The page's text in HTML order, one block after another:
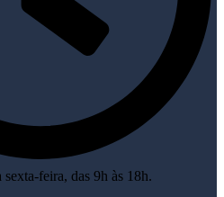
feira, das 9h às 18h.